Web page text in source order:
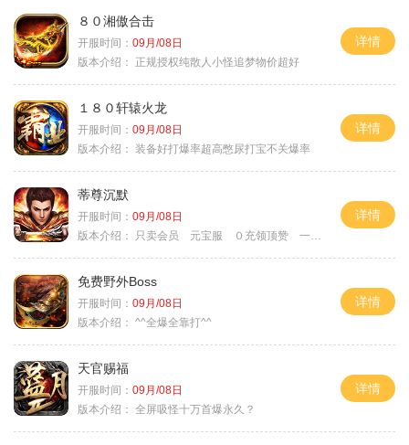
８０湘傲合击
开服时间： 09月/08日
版本介绍：
正规授权纯散人小怪追梦物价超好
详情
１８０轩辕火龙
开服时间： 09月/08日
版本介绍： 装备好打爆率超高憋尿打宝不关爆率
详情
蒂尊沉默
开服时间： 09月/08日
版本介绍：
只卖会员 元宝服 ０充领顶赞 一切靠打
详情
免费野外Boss
开服时间： 09月/08日
版本介绍： ^^全爆全靠打^^
详情
天官赐福
开服时间： 09月/08日
版本介绍： 全屏吸怪十万首爆永久？
详情